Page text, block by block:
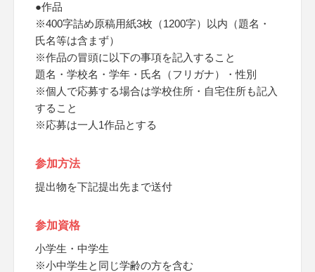
●作品
※400字詰め原稿用紙3枚（1200字）以内（題名・
氏名等は含まず）
※作品の冒頭に以下の事項を記入すること
題名・学校名・学年・氏名（フリガナ）・性別
※個人で応募する場合は学校住所・自宅住所も記入
すること
※応募は一人1作品とする
参加方法
提出物を下記提出先まで送付
参加資格
小学生・中学生
※小中学生と同じ学齢の方を含む